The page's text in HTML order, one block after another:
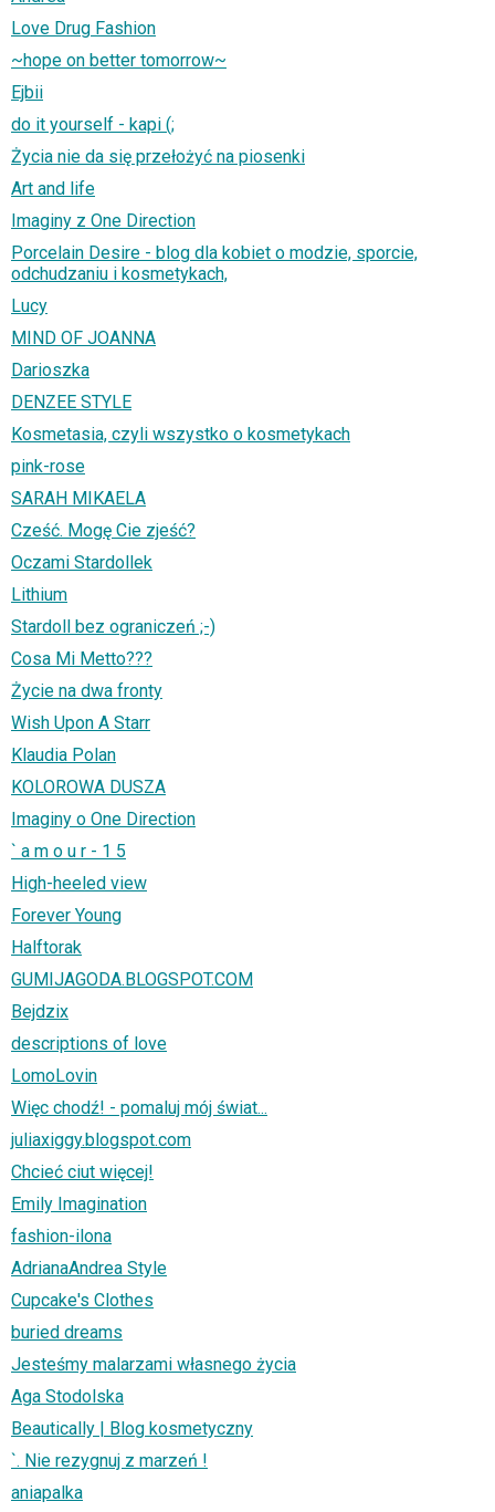
Love Drug Fashion
~hope on better tomorrow~
Ejbii
do it yourself - kapi (;
Życia nie da się przełożyć na piosenki
Art and life
Imaginy z One Direction
Porcelain Desire - blog dla kobiet o modzie, sporcie,
odchudzaniu i kosmetykach,
Lucy
MIND OF JOANNA
Darioszka
DENZEE STYLE
Kosmetasia, czyli wszystko o kosmetykach
pink-rose
SARAH MIKAELA
Cześć. Mogę Cie zjeść?
Oczami Stardollek
Lithium
Stardoll bez ograniczeń ;-)
Cosa Mi Metto???
Życie na dwa fronty
Wish Upon A Starr
Klaudia Polan
KOLOROWA DUSZA
Imaginy o One Direction
` a m o u r - 1 5
High-heeled view
Forever Young
Halftorak
GUMIJAGODA.BLOGSPOT.COM
Bejdzix
descriptions of love
LomoLovin
Więc chodź! - pomaluj mój świat...
juliaxiggy.blogspot.com
Chcieć ciut więcej!
Emily Imagination
fashion-ilona
AdrianaAndrea Style
Cupcake's Clothes
buried dreams
Jesteśmy malarzami własnego życia
Aga Stodolska
Beautically | Blog kosmetyczny
`. Nie rezygnuj z marzeń !
aniapalka